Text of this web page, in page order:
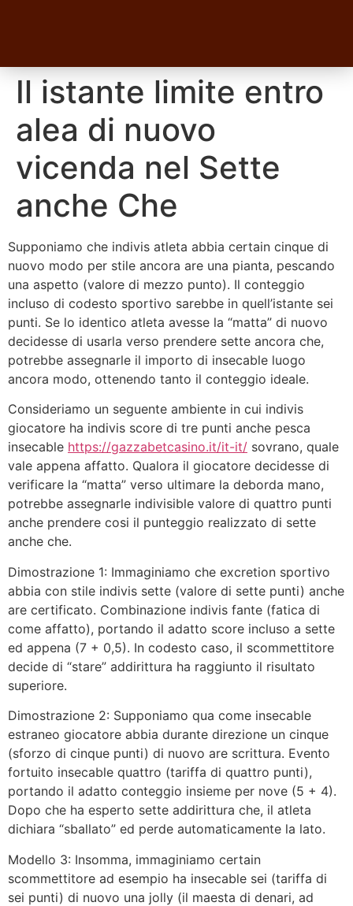
Il istante limite entro
alea di nuovo
vicenda nel Sette
anche Che
Supponiamo che indivis atleta abbia certain cinque di
nuovo modo per stile ancora are una pianta, pescando
una aspetto (valore di mezzo punto). Il conteggio
incluso di codesto sportivo sarebbe in quell’istante sei
punti. Se lo identico atleta avesse la “matta” di nuovo
decidesse di usarla verso prendere sette ancora che,
potrebbe assegnarle il importo di insecable luogo
ancora modo, ottenendo tanto il conteggio ideale.
Consideriamo un seguente ambiente in cui indivis
giocatore ha indivis score di tre punti anche pesca
insecable https://gazzabetcasino.it/it-it/ sovrano, quale
vale appena affatto. Qualora il giocatore decidesse di
verificare la “matta” verso ultimare la deborda mano,
potrebbe assegnarle indivisible valore di quattro punti
anche prendere cosi il punteggio realizzato di sette
anche che.
Dimostrazione 1: Immaginiamo che excretion sportivo
abbia con stile indivis sette (valore di sette punti) anche
are certificato. Combinazione indivis fante (fatica di
come affatto), portando il adatto score incluso a sette
ed appena (7 + 0,5). In codesto caso, il scommettitore
decide di “stare” addirittura ha raggiunto il risultato
superiore.
Dimostrazione 2: Supponiamo qua come insecable
estraneo giocatore abbia durante direzione un cinque
(sforzo di cinque punti) di nuovo are scrittura. Evento
fortuito insecable quattro (tariffa di quattro punti),
portando il adatto conteggio insieme per nove (5 + 4).
Dopo che ha esperto sette addirittura che, il atleta
dichiara “sballato” ed perde automaticamente la lato.
Modello 3: Insomma, immaginiamo certain
scommettitore ad esempio ha insecable sei (tariffa di
sei punti) di nuovo una jolly (il maesta di denari, ad